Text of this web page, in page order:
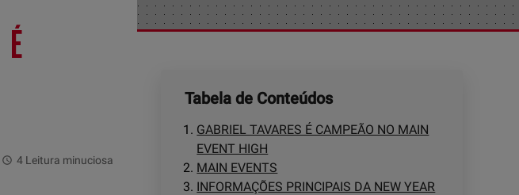
É
watch_later 4 Leitura minuciosa
Tabela de Conteúdos
GABRIEL TAVARES É CAMPEÃO NO MAIN
EVENT HIGH
MAIN EVENTS
INFORMAÇÕES PRINCIPAIS DA NEW YEAR